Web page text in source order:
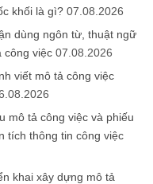
khối là gì? 07.08.2026
dùng ngôn từ, thuật ngữ
công việc 07.08.2026
viết mô tả công việc
mô tả công việc và phiếu
tích thông tin công việc
khai xây dựng mô tả